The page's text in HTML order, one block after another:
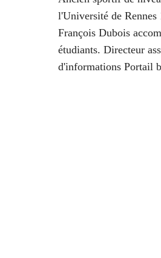
l'Université de
François Dubois
étudiants. Directeur
d'informations Portail